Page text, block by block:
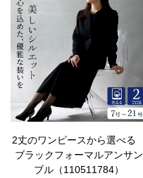
2丈のワンピースから選べる
ブラックフォーマルアンサン
ブル（110511784）